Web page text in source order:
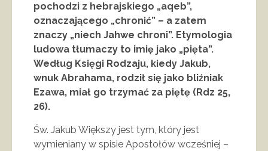
pochodzi z hebrajskiego „aqeb”,
oznaczającego „chronić” – a zatem
znaczy „niech Jahwe chroni”. Etymologia
ludowa tłumaczy to imię jako „pięta”.
Według Księgi Rodzaju, kiedy Jakub,
wnuk Abrahama, rodził się jako bliźniak
Ezawa, miał go trzymać za piętę (Rdz 25,
26).
Św. Jakub Większy jest tym, który jest
wymieniany w spisie Apostołów wcześniej –